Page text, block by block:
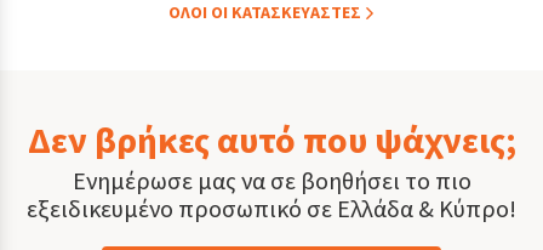
ΟΛOI ΟΙ ΚΑΤΑΣΚΕYΑΣΤΕΣ
Δεν βρήκες αυτό που ψάχνεις;
Ενημέρωσε μας να σε βοηθήσει το πιο
εξειδικευμένο προσωπικό σε Ελλάδα & Κύπρο!